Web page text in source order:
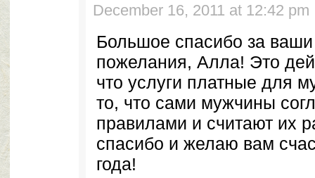
December 16, 2011 at 12:42 pm
Большое спасибо за
пожелания, Алла! Это
что услуги платные для
то, что сами мужчины
правилами и считают их
спасибо и желаю вам
года!